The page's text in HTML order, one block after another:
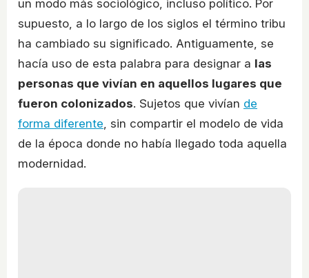
un modo más sociológico, incluso político. Por
supuesto, a lo largo de los siglos el término tribu
ha cambiado su significado. Antiguamente, se
hacía uso de esta palabra para designar a las
personas que vivían en aquellos lugares que
fueron colonizados. Sujetos que vivían de
forma diferente, sin compartir el modelo de vida
de la época donde no había llegado toda aquella
modernidad.